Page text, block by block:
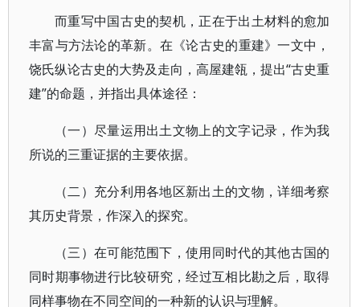
而重写中国古史的契机，正在于出土材料的愈加
丰富与方法论的革新。在《论古史的重建》一文中，
饶氏纵论古史的大势及走向，高屋建瓴，提出“古史重
建”的命题，并指出具体途径：
（一）尽量运用出土文物上的文字记录，作为我
所说的三重证据的主要依据。
（二）充分利用各地区新出土的文物，详细考察
其历史背景，作深入的探究。
（三）在可能范围下，使用同时代的其他古国的
同时期事物进行比较研究，经过互相比勘之后，取得
同样事物在不同空间的一种新的认识与理解。